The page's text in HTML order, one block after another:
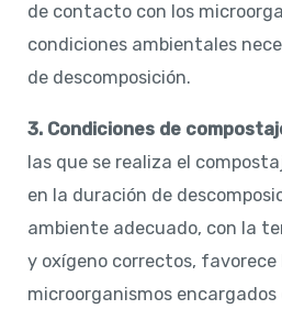
de contacto con los
condiciones ambientales
de descomposición.
3. Condiciones de
las que se realiza el
en la duración de
ambiente adecuado, con la
y oxígeno correctos,
microorganismos encargados